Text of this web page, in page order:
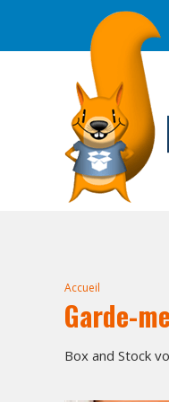
Accueil
Garde-
Box and Stock